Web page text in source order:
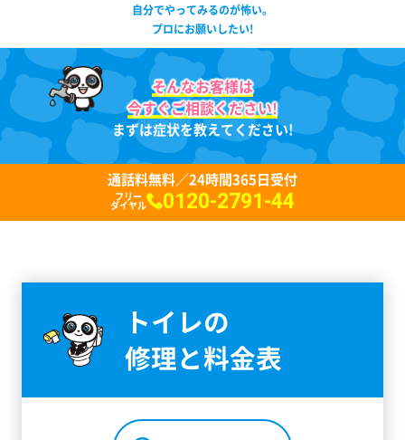
自分でやってみるのが怖い。
プロにお願いしたい!
そんなお客様は
今すぐご相談ください!
まずは症状を教えてください!
通話料無料／24時間365日受付
フリー
ダイヤル 0120-2791-44
トイレの
修理と料金表